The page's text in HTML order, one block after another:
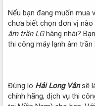
Nếu bạn đang muốn mua
chưa biết chọn đơn vị nào
âm trần LGhàng nhái?
thi công máy lạnh âm trần
Đừng lo Hải Long Vânsẽ
chính hãng, dịch vụ thi